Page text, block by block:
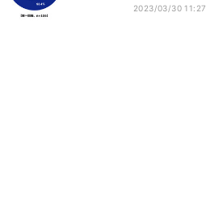
2023/03/30 11:27